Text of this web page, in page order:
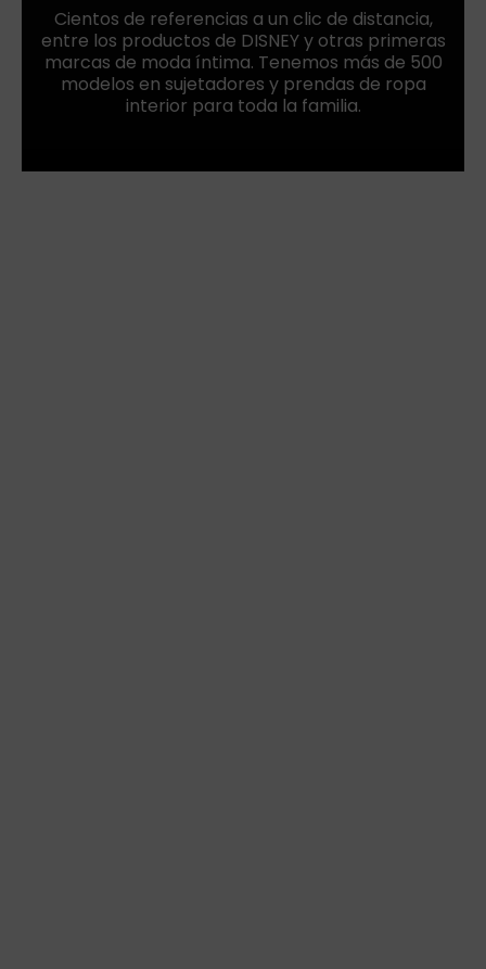
Cientos de referencias a un clic de distancia,
entre los productos de DISNEY y otras primeras
marcas de moda íntima. Tenemos más de 500
modelos en sujetadores y prendas de ropa
interior para toda la familia.